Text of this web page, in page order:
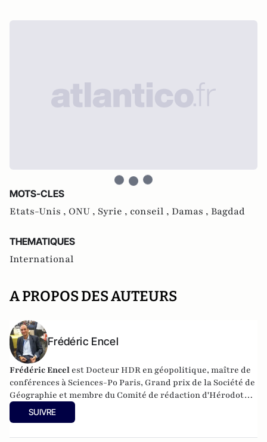
MOTS-CLES
Etats-Unis , ONU , Syrie , conseil , Damas , Bagdad
THEMATIQUES
International
A PROPOS DES AUTEURS
Frédéric Encel
Frédéric Encel est Docteur HDR en géopolitique, maître de
conférences à Sciences-Po Paris, Grand prix de la Société de
Géographie et membre du Comité de rédaction d'Hérodote.
Il a fondé et anime chaque année les Rencontres
internationales géopolitiques de Trouville-sur-Mer.
SUIVRE